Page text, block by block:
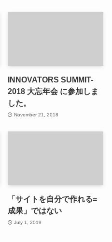
INNOVATORS SUMMIT-
2018 大忘年会 に参加しま
した。
November 21, 2018
「サイトを自分で作れる=
成果」ではない
July 1, 2019